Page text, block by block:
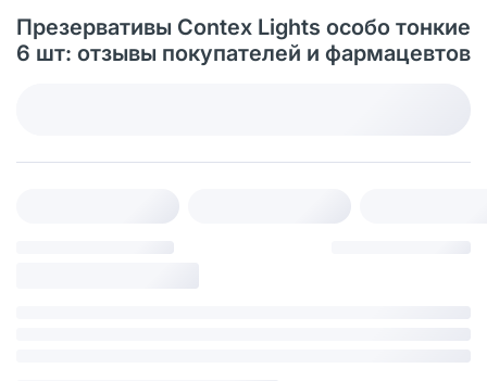
Презервативы Contex Lights особо тонкие
6 шт: отзывы покупателей и фармацевтов